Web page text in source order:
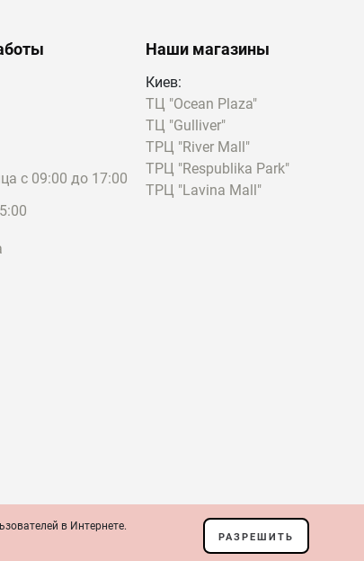
с 09:00 до 17:00
Наши магазины
Киев:
ТЦ "Ocean Plaza"
ТЦ "Gulliver"
ТРЦ "River Mall"
ТРЦ "Respublika Park"
ТРЦ "Lavina Mall"
в Интернете.
РАЗРЕШИТЬ